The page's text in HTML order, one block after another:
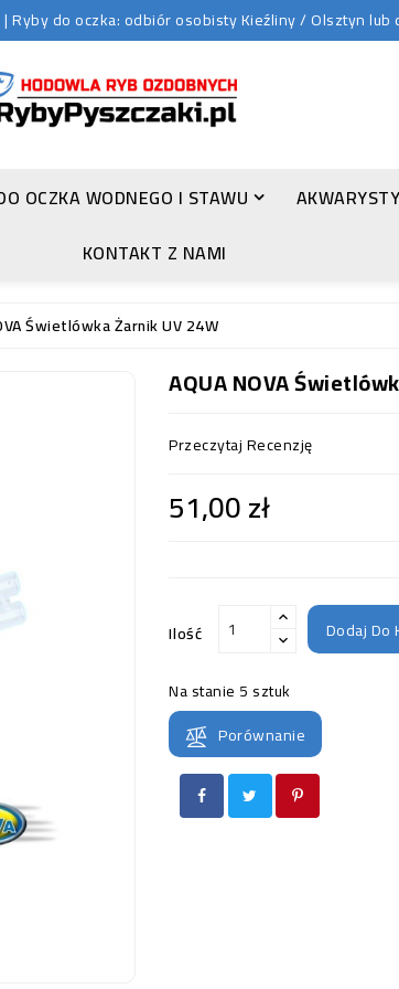
Ryby do oczka: odbiór osobisty Kieźliny / Olsztyn
OCZKA WODNEGO I STAWU
KONTAKT Z NAMI
Świetlówka Żarnik UV 24W
AQUA NOVA
Przeczytaj Recenzję
51,00 zł
Ilość Dodaj Do
Na stanie 5 sztuk
Porównanie